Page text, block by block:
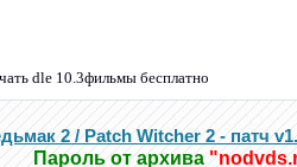
dle 10.3фильмы бесплатно
2 / Patch Witcher 2 - патч
Пароль от архива